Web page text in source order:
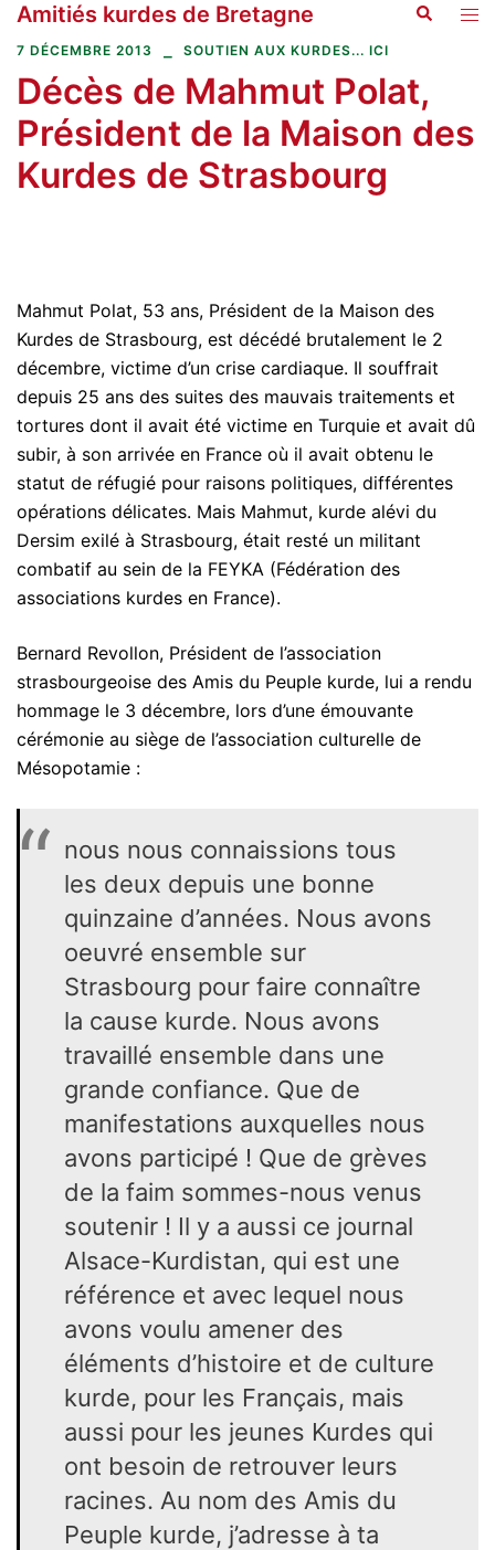
Aller
au
contenu
Amitiés kurdes de Bretagne
7 DÉCEMBRE 2013 SOUTIEN AUX KURDES... ICI
Décès de Mahmut Polat,
Président de la Maison des
Kurdes de Strasbourg
Mahmut Polat, 53 ans, Président de la Maison des
Kurdes de Strasbourg, est décédé brutalement le 2
décembre, victime d’un crise cardiaque. Il souffrait
depuis 25 ans des suites des mauvais traitements et
tortures dont il avait été victime en Turquie et avait dû
subir, à son arrivée en France où il avait obtenu le
statut de réfugié pour raisons politiques, différentes
opérations délicates. Mais Mahmut, kurde alévi du
Dersim exilé à Strasbourg, était resté un militant
combatif au sein de la FEYKA (Fédération des
associations kurdes en France).
Bernard Revollon, Président de l’association
strasbourgeoise des Amis du Peuple kurde, lui a rendu
hommage le 3 décembre, lors d’une émouvante
cérémonie au siège de l’association culturelle de
Mésopotamie :
nous nous connaissions tous
les deux depuis une bonne
quinzaine d’années. Nous avons
oeuvré ensemble sur
Strasbourg pour faire connaître
la cause kurde. Nous avons
travaillé ensemble dans une
grande confiance. Que de
manifestations auxquelles nous
avons participé ! Que de grèves
de la faim sommes-nous venus
soutenir ! Il y a aussi ce journal
Alsace-Kurdistan, qui est une
référence et avec lequel nous
avons voulu amener des
éléments d’histoire et de culture
kurde, pour les Français, mais
aussi pour les jeunes Kurdes qui
ont besoin de retrouver leurs
racines. Au nom des Amis du
Peuple kurde, j’adresse à ta